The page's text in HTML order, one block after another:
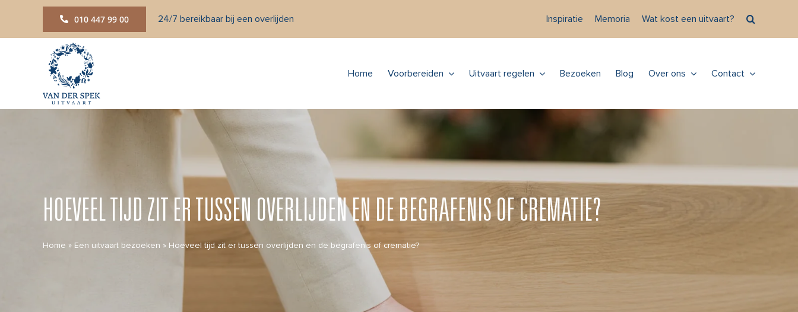
inhoud
010 447 99 00 24/7 bereikbaar bij een overlijden Inspiratie Memoria Wat kost een uitvaart?
Home Voorbereiden Uitvaart regelen Bezoeken Blog Over ons Contact
HOEVEEL TIJD ZIT ER TUSSEN OVERLIJDEN EN DE BEGRAFENIS OF CREMATIE?
Home » Een uitvaart bezoeken » Hoeveel tijd zit er tussen overlijden en de begrafenis of crematie?